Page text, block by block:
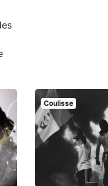
Coulisse